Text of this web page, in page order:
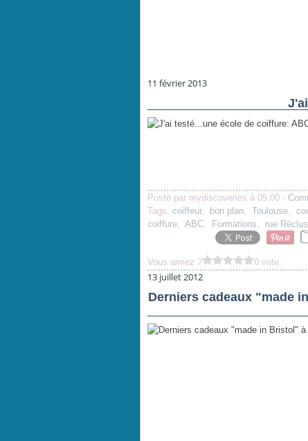
11 février 2013
Posté par mydiscoveries à 05:00 -
Tags: coiffeur, bon plan, Toulouse,
coiffure, ABC, Formations, rue
Vous aimez ? 0 vote
13 juillet 2012
Derniers cadeaux "made